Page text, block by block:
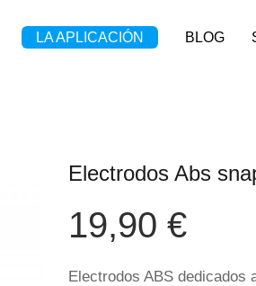
LA APLICACIÓN BLOG
Electrodos Abs
19,90 €
Electrodos ABS dedicados